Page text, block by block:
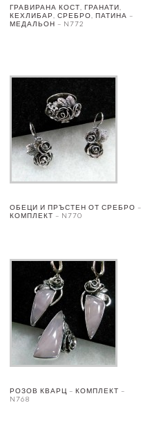
ГРАВИРАНА КОСТ, ГРАНАТИ,
КЕХЛИБАР, СРЕБРО, ПАТИНА –
МЕДАЛЬОН – N772
ОБЕЦИ И ПРЪСТЕН ОТ СРЕБРО –
КОМПЛЕКТ – N770
РОЗОВ КВАРЦ – КОМПЛЕКТ –
N768